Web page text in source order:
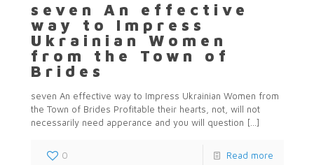
seven An effective
way to Impress
Ukrainian Women
from the Town of
Brides
seven An effective way to Impress Ukrainian Women from
the Town of Brides Profitable their hearts, not, will not
necessarily need apperance and you will question […]
0 Read more